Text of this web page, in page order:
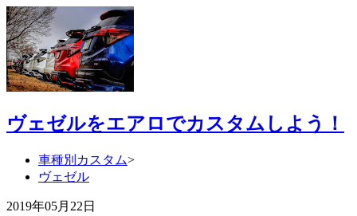
ヴェゼルをエアロでカスタムしよう！
車種別カスタム>
ヴェゼル
2019年05月22日